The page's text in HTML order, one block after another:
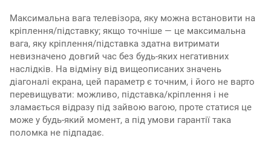
Максимальна вага телевізора, яку можна встановити на
кріплення/підставку; якщо точніше — це максимальна
вага, яку кріплення/підставка здатна витримати
невизначено довгий час без будь-яких негативних
наслідків. На відміну від вищеописаних значень
діагоналі екрана, цей параметр є точним, і його не варто
перевищувати: можливо, підставка/кріплення і не
зламається відразу під зайвою вагою, проте статися це
може у будь-який момент, а під умови гарантії така
поломка не підпадає.